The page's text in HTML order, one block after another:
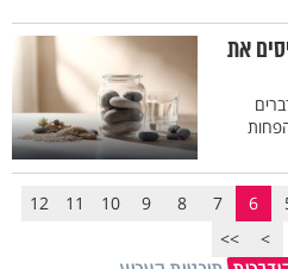
את
6
7
8
9
10
11
12
>
>>